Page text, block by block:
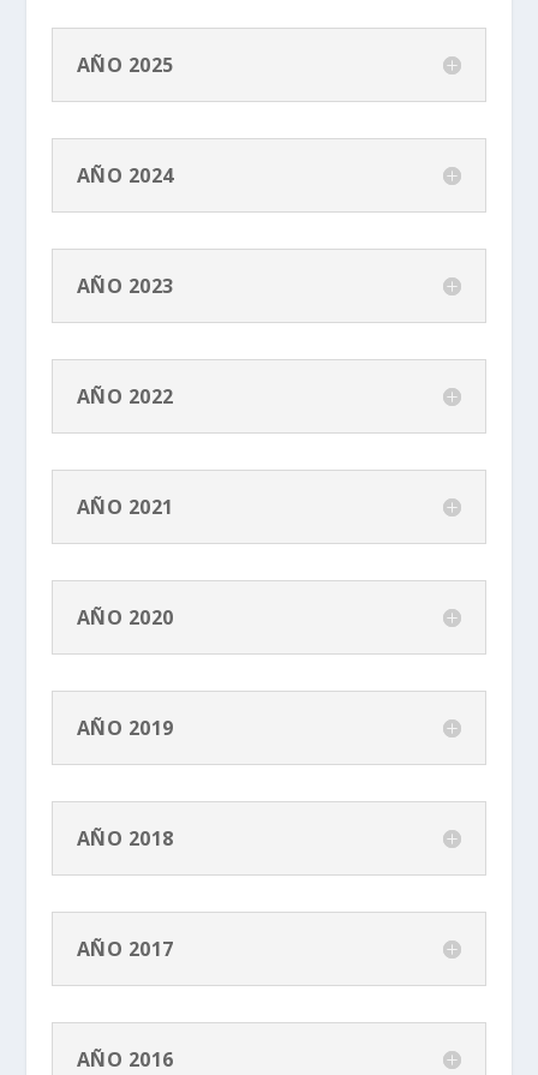
AÑO 2025
AÑO 2024
AÑO 2023
AÑO 2022
AÑO 2021
AÑO 2020
AÑO 2019
AÑO 2018
AÑO 2017
AÑO 2016